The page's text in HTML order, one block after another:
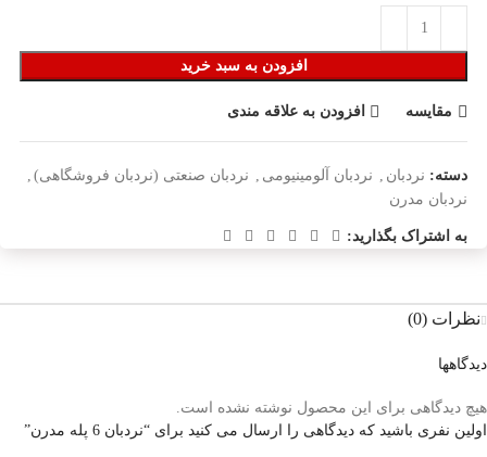
افزودن به سبد خرید
مقایسه افزودن به علاقه مندی
دسته: نردبان , نردبان آلومینیومی , نردبان صنعتی (نردبان فروشگاهی) ,
نردبان مدرن
به اشتراک بگذارید:
نظرات (0)
دیدگاهها
هیچ دیدگاهی برای این محصول نوشته نشده است.
اولین نفری باشید که دیدگاهی را ارسال می کنید برای “نردبان 6 پله مدرن”